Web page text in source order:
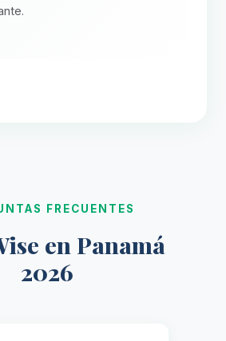
FRECUENTES
en Panamá
2026